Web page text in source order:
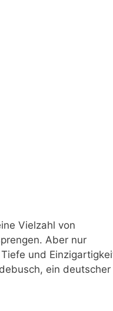
Vielzahl von
Aber nur
und
ein deutscher